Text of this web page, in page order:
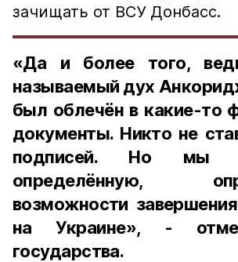
зачищать от ВСУ Донбасс.
«Да и более того,
называемый дух
был облечён в какие-то
документы. Никто не
подписей. Но мы
определённую,
возможности
на Украине», -
государства.